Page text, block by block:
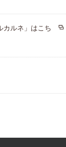
カルネ」はこち